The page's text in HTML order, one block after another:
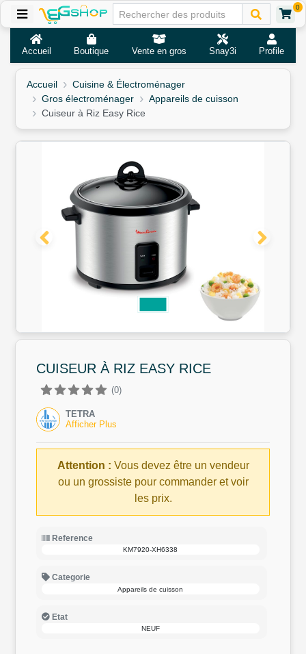
0
Accueil Boutique Vente en gros Snay3i Profile
Accueil
Cuisine & Électroménager
Gros électroménager
Appareils de cuisson
Cuiseur à Riz Easy Rice
CUISEUR À RIZ EASY RICE
(0)
TETRA
Afficher Plus
Attention : Vous devez être un vendeur
ou un grossiste pour commander et voir
les prix.
Reference
KM7920-XH6338
Categorie
Appareils de cuisson
Etat
NEUF